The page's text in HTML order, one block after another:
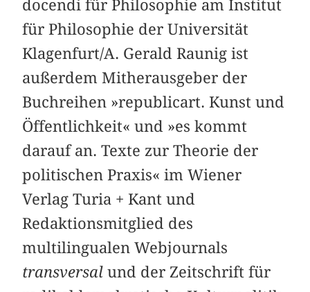
docendi für Philosophie am Institut
für Philosophie der Universität
Klagenfurt/A. Gerald Raunig ist
außerdem Mitherausgeber der
Buchreihen »republicart. Kunst und
Öffentlichkeit« und »es kommt
darauf an. Texte zur Theorie der
politischen Praxis« im Wiener
Verlag Turia + Kant und
Redaktionsmitglied des
multilingualen Webjournals
transversalund der Zeitschrift für